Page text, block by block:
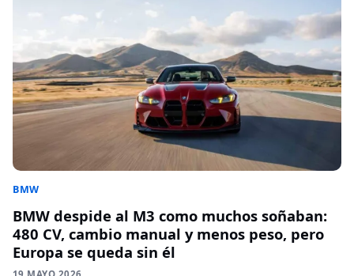
BMW
BMW despide al M3 como muchos soñaban:
480 CV, cambio manual y menos peso, pero
Europa se queda sin él